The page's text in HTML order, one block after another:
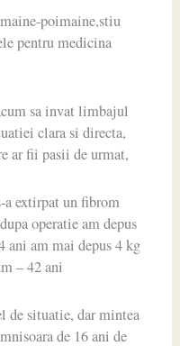
poimaine,stiu
pentru medicina
sa invat limbajul
clara si directa,
ar fii pasii de urmat,
extirpat un fibrom
operatie am depus
ani am mai depus 4 kg
– 42 ani
de situatie, dar mintea
de 16 ani de